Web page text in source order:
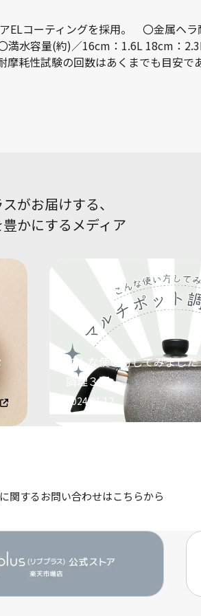
ELコーティングを採用。 〇金属
容量(約)／16cm：1.6L 18cm：
耗性試験の回数はあくまでも目安
がお届けする、
かにするメディア
こんな使い方してみまし
調理３選
2024.01.12
関するお問い合わせはこちらから